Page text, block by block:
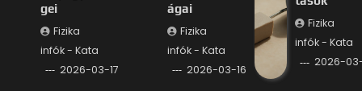
gei
Fizika
infók - Kata
2026-03-17
ágai
Fizika
infók - Kata
2026-03-16
Fizika
infók - Kata
2026-